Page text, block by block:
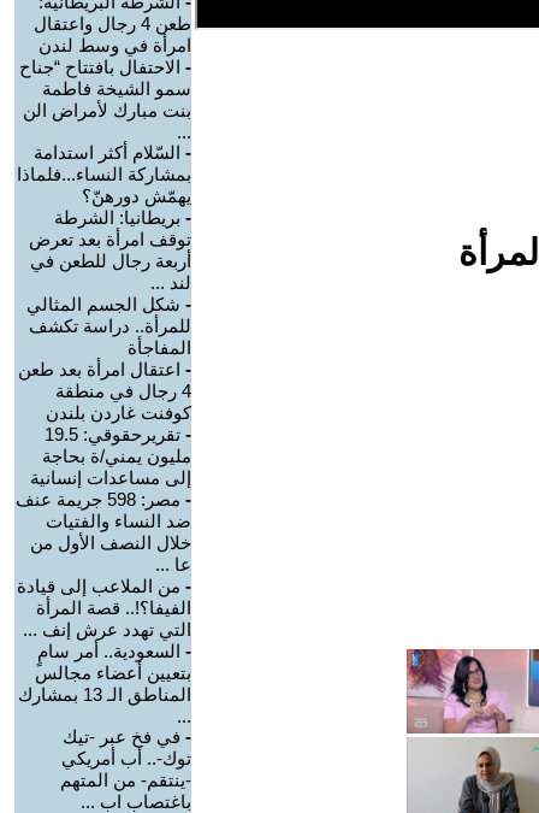
طعن 4 رجال واعتقال
امرأة في وسط لندن
- الاحتفال بافتتاح “جناح
سمو الشيخة فاطمة
بنت مبارك لأمراض الن
...
- السّلام أكثر استدامة
بمشاركة النساء...فلماذا
يهمّش دورهنّ؟
- بريطانيا: الشرطة
توقف امرأة بعد تعرض
أربعة رجال للطعن في
لند ...
- شكل الجسم المثالي
للمرأة.. دراسة تكشف
المفاجأة
- اعتقال امرأة بعد طعن
4 رجال في منطقة
كوفنت غاردن بلندن
-
تقريرحقوقي: 19.5
مليون يمني/ة بحاجة
إلى مساعدات إنسانية
-
مصر: 598 جريمة عنف
ضد النساء والفتيات
خلال النصف الأول من
عا ...
- من الملاعب إلى قيادة
الفيفا؟!.. قصة المرأة
التي تهدد عرش إنف ...
- السعودية.. أمر سامٍ
بتعيين أعضاء مجالس
المناطق الـ 13 بمشارك
...
- في فخ عبر -تيك
توك-.. أب أمريكي
-ينتقم- من المتهم
باغتصاب اب ...